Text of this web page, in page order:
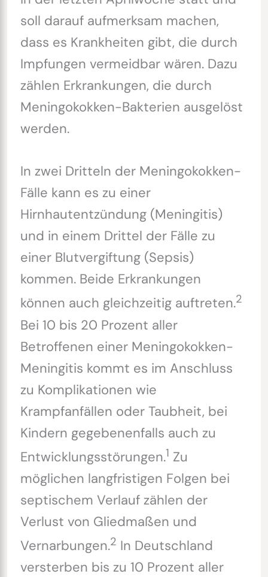
soll darauf aufmerksam machen,
dass es Krankheiten gibt, die durch
Impfungen vermeidbar wären. Dazu
zählen Erkrankungen, die durch
Meningokokken-Bakterien ausgelöst
werden.
In zwei Dritteln der Meningokokken-
Fälle kann es zu einer
Hirnhautentzündung (Meningitis)
und in einem Drittel der Fälle zu
einer Blutvergiftung (Sepsis)
kommen. Beide Erkrankungen
können auch gleichzeitig auftreten.2
Bei 10 bis 20 Prozent aller
Betroffenen einer Meningokokken-
Meningitis kommt es im Anschluss
zu Komplikationen wie
Krampfanfällen oder Taubheit, bei
Kindern gegebenenfalls auch zu
Entwicklungsstörungen.1 Zu
möglichen langfristigen Folgen bei
septischem Verlauf zählen der
Verlust von Gliedmaßen und
Vernarbungen.2 In Deutschland
versterben bis zu 10 Prozent aller